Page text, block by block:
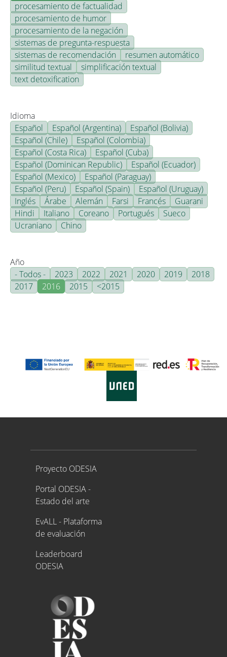
procesamiento de factualidad
procesamiento de humor
procesamiento de la negación
sistemas de pregunta-respuesta
sistemas de recomendación
resumen automático
similitud textual
simplificación textual
text detoxification
Idioma
Español
Español (Argentina)
Español (Bolivia)
Español (Chile)
Español (Colombia)
Español (Costa Rica)
Español (Cuba)
Español (Dominican Republic)
Español (Ecuador)
Español (Mexico)
Español (Paraguay)
Español (Peru)
Español (Spain)
Español (Uruguay)
Inglés
Árabe Alemán Farsi Francés
Guarani
Hindi
Italiano Coreano Portugués
Sueco
Ucraniano
Chino
Año
- Todos -
2023 2022 2021 2020 2019
2018
2017
2016 2015 <2015
Proyecto ODESIA
Proyecto ODESIA
Portal ODESIA -
Estado del arte
EvALL - Plataforma
de evaluación
Leaderboard
ODESIA